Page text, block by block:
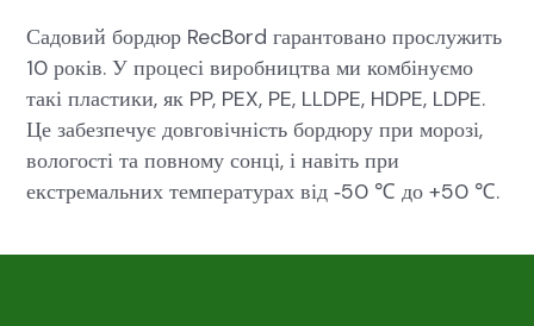
Садовий бордюр RecBord гарантовано прослужить
10 років. У процесі виробництва ми комбінуємо
такі пластики, як PP, PEX, PE, LLDPE, HDPE, LDPE.
Це забезпечує довговічність бордюру при морозі,
вологості та повному сонці, і навіть при
екстремальних температурах від ‑50 ℃ до +50 ℃.